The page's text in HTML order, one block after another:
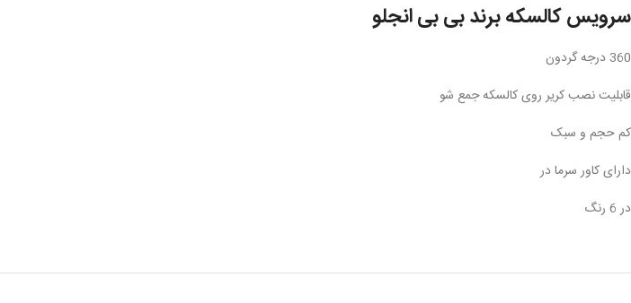
سرویس کالسکه برند بی بی انجلو
360 درجه گردون
قابلیت نصب کریر روی کالسکه جمع شو
کم حجم و سبک
دارای کاور سرما در
در 6 رنگ